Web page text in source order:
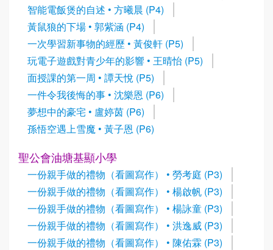
智能電飯煲的自述 • 方曦晨 (P4)
黃鼠狼的下場 • 郭紫涵 (P4)
一次學習新事物的經歷 • 黃俊軒 (P5)
玩電子遊戲對青少年的影響 • 王晴怡 (P5)
面授課的第一周 • 譚天悅 (P5)
一件令我後悔的事 • 沈樂恩 (P6)
夢想中的豪宅 • 盧婷茵 (P6)
孫悟空遇上雪魔 • 黃子恩 (P6)
聖公會油塘基顯小學
一份親手做的禮物（看圖寫作） • 勞考庭 (P3)
一份親手做的禮物（看圖寫作） • 楊啟帆 (P3)
一份親手做的禮物（看圖寫作） • 楊詠童 (P3)
一份親手做的禮物（看圖寫作） • 洪逸威 (P3)
一份親手做的禮物（看圖寫作） • 陳佑霖 (P3)